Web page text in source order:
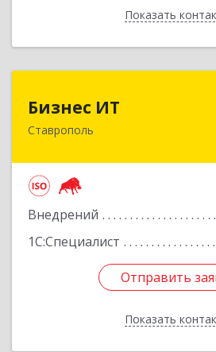
ПоказатьНазад
Бизнес ИТ
Ставрополь
Внедрений
1С:Специалист
Отправить
Показать
355035, Ставропольский
Отправить
Назад